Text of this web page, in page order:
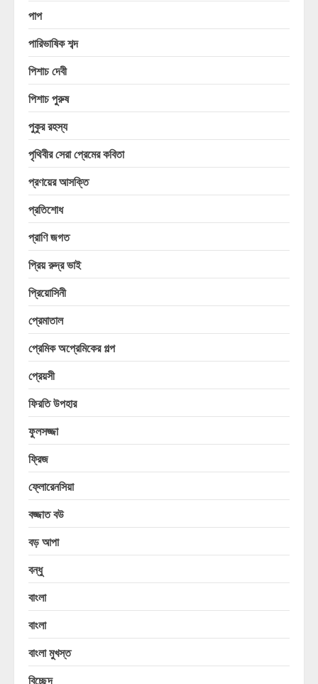
পাপ
পারিভাষিক শব্দ
পিশাচ দেবী
পিশাচ পুরুষ
পুকুর রহস্য
পৃথিবীর সেরা প্রেমের কবিতা
প্রণয়ের আসক্তি
প্রতিশোধ
প্রাণি জগত
প্রিয় রুদ্র ভাই
প্রিয়োসিনী
প্রেমাতাল
প্রেমিক অপ্রেমিকের গল্প
প্রেয়সী
ফিরতি উপহার
ফুলসজ্জা
ফ্রিজ
ফ্লোরেনসিয়া
বজ্জাত বউ
বড় আপা
বন্ধু
বাংলা
বাংলা
বাংলা মুখস্ত
বিচ্ছেদ